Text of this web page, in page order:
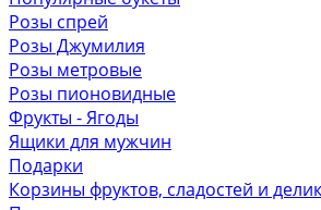
Розы спрей
Розы Джумилия
Розы метровые
Розы пионовидные
Фрукты - Ягоды
Ящики для мужчин
Подарки
Корзины фруктов, сладостей и